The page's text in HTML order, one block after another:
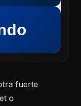
fuerte
o